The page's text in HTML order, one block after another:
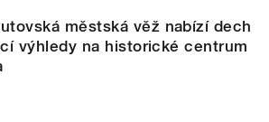
městská věž nabízí dech
výhledy na historické centrum